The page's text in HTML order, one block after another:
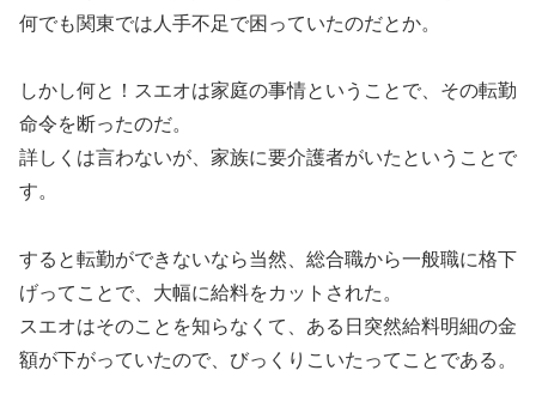
何でも関東では人手不足で困っていたのだとか。
しかし何と！スエオは家庭の事情ということで、その転勤
命令を断ったのだ。
詳しくは言わないが、家族に要介護者がいたということで
す。
すると転勤ができないなら当然、総合職から一般職に格下
げってことで、大幅に給料をカットされた。
スエオはそのことを知らなくて、ある日突然給料明細の金
額が下がっていたので、びっくりこいたってことである。